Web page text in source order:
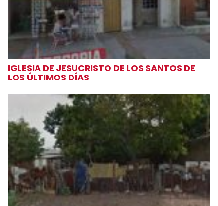
IGLESIA DE JESUCRISTO DE LOS SANTOS DE
LOS ÚLTIMOS DÍAS